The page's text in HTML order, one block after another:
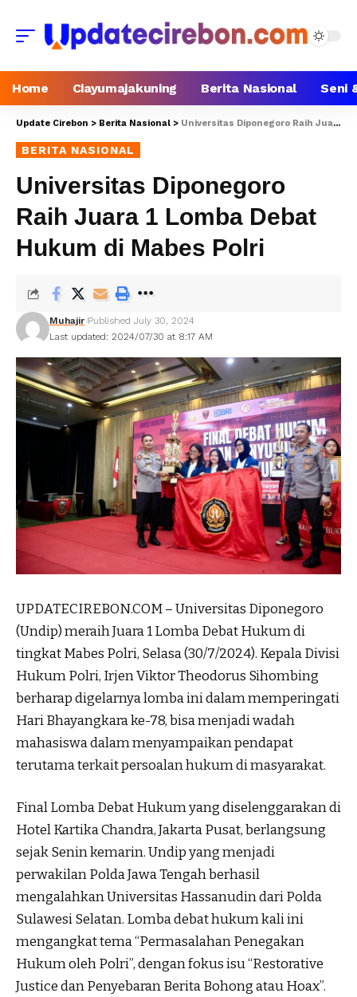
Home Ciayumajakuning Berita Nasional Seni
Update Cirebon > Berita Nasional > Universitas Diponegoro Raih Juara 1 Lomba Debat Hukum di Mabes Polri
BERITA NASIONAL
Universitas Diponegoro
Raih Juara 1 Lomba Debat
Hukum di Mabes Polri
Last updated: 2024/07/30 at 8:17 AM
Muhajir Published July 30, 2024
UPDATECIREBON.COM – Universitas Diponegoro
(Undip) meraih Juara 1 Lomba Debat Hukum di
tingkat Mabes Polri, Selasa (30/7/2024). Kepala Divisi
Hukum Polri, Irjen Viktor Theodorus Sihombing
berharap digelarnya lomba ini dalam memperingati
Hari Bhayangkara ke-78, bisa menjadi wadah
mahasiswa dalam menyampaikan pendapat
terutama terkait persoalan hukum di masyarakat.
Final Lomba Debat Hukum yang diselenggarakan di
Hotel Kartika Chandra, Jakarta Pusat, berlangsung
sejak Senin kemarin. Undip yang menjadi
perwakilan Polda Jawa Tengah berhasil
mengalahkan Universitas Hassanudin dari Polda
Sulawesi Selatan. Lomba debat hukum kali ini
mengangkat tema “Permasalahan Penegakan
Hukum oleh Polri”, dengan fokus isu “Restorative
Justice dan Penyebaran Berita Bohong atau Hoax”.